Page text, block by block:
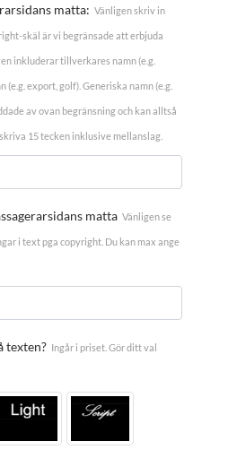
matta: Vänligen skriv in
skäl är vi begränsade att erbjuda
inkluderar tillverkares namn (e.g.
export, golf). Generiska namn (e.g.
av ovan begränsning och kan alltså
15 tecken inklusive mellanslag.
matta Vänligen se
i text pga copyright. Du kan max ange
texten? Ingår i priset. Gör ditt val